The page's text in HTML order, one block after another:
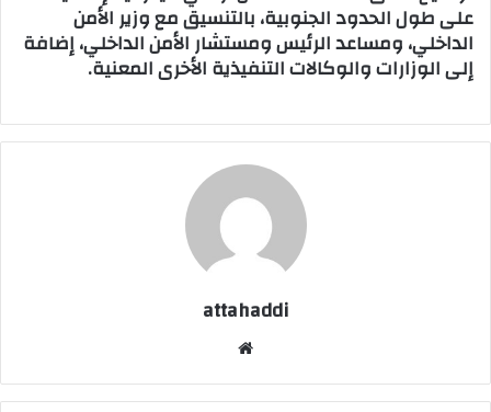
على طول الحدود الجنوبية، بالتنسيق مع وزير الأمن
الداخلي، ومساعد الرئيس ومستشار الأمن الداخلي، إضافة
إلى الوزارات والوكالات التنفيذية الأخرى المعنية.
attahaddi
الوي